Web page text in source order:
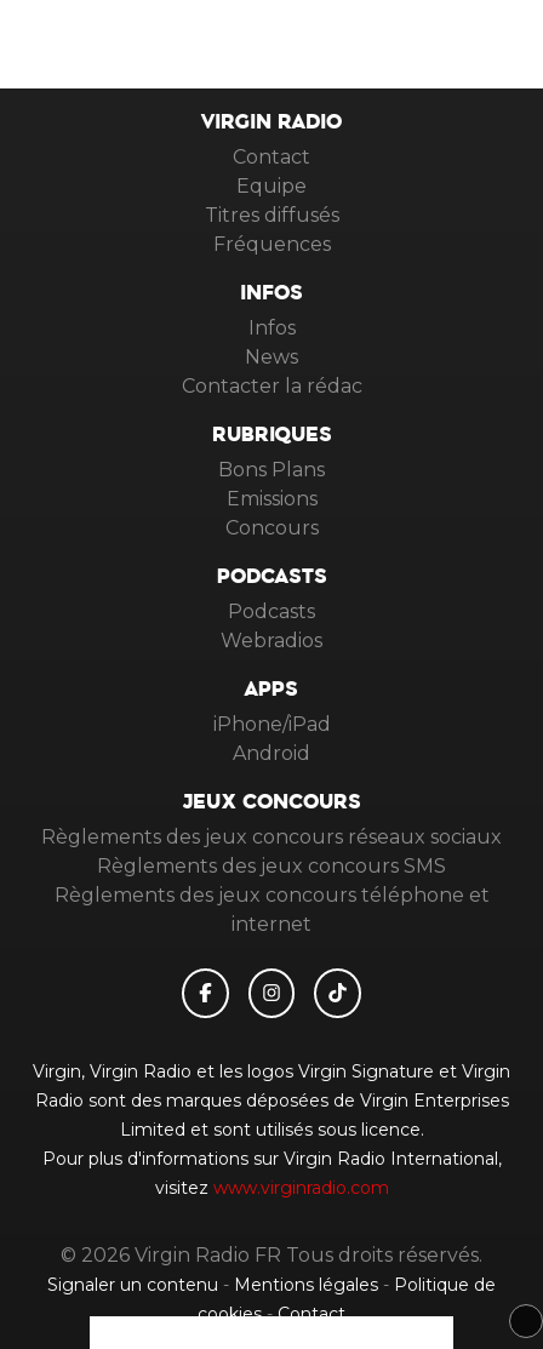
VIRGIN RADIO
Contact
Equipe
Titres diffusés
Fréquences
INFOS
Infos
News
Contacter la rédac
RUBRIQUES
Bons Plans
Emissions
Concours
PODCASTS
Podcasts
Webradios
APPS
iPhone/iPad
Android
JEUX CONCOURS
Règlements des jeux concours réseaux sociaux
Règlements des jeux concours SMS
Règlements des jeux concours téléphone et
internet
Virgin, Virgin Radio et les logos Virgin Signature et Virgin
Radio sont des marques déposées de Virgin Enterprises
Limited et sont utilisés sous licence.
Pour plus d'informations sur Virgin Radio International,
visitez www.virginradio.com
© 2026 Virgin Radio FR Tous droits réservés.
Signaler un contenu - Mentions légales - Politique de
cookies-Contact